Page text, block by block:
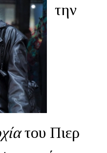
την
του Πιερ